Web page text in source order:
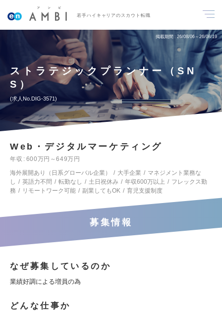
若手ハイキャリアのスカウト転職
掲載期間 26/08/06～26/08/19
ストラテジックプランナー（SN
S）
求人No.DIG-3571
Web・デジタルマーケティング
年収
600万円～649万円
海外展開あり（日系グローバル企業）
大手企業
マネジメント業務な
し
英語力不問 転勤なし 土日祝休み 年収600万以上
フレックス勤
務
リモートワーク可能 副業してもOK 育児支援制度
募集情報
なぜ募集しているのか
業績好調による増員の為
どんな仕事か